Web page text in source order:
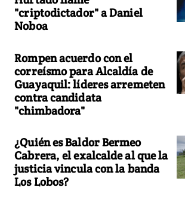
"criptodictador" a Daniel
Noboa
Rompen acuerdo con el
correísmo para Alcaldía de
Guayaquil: líderes arremeten
contra candidata
"chimbadora"
¿Quién es Baldor Bermeo
Cabrera, el exalcalde al que la
justicia vincula con la banda
Los Lobos?